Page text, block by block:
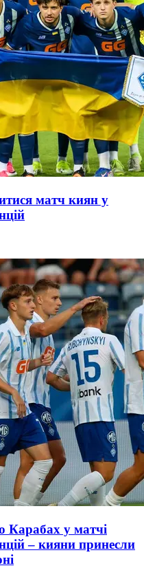
матч киян у
Карабах у матчі
– кияни принесли